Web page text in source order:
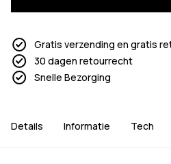
Gratis verzending en gratis
30 dagen retourrecht
Snelle Bezorging
Details Informatie Tech